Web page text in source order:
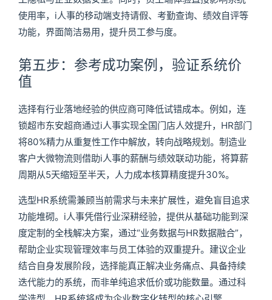
使用率，i人事的移动端支持请假、考勤查询、绩效自评等
功能，界面简洁易用，提升员工参与度。
第五步：参考成功案例，验证系统价
值
选择有行业落地经验的供应商可降低试错成本。例如，连
锁超市东安超商通过i人事实现全国门店人效提升，HR部门
将80%精力从重复性工作中解放，转向战略规划。制造业
客户大微物流则借助i人事的薪酬与绩效联动功能，将算薪
周期从5天缩短至半天，人力成本核算精度提升30%。
选型HR系统需兼顾当前需求与未来扩展性，避免盲目追求
功能堆砌。i人事凭借行业深耕经验，提供从基础功能到深
度定制的全栈解决方案，通过“业务数据与HR数据融合”，
帮助企业实现管理效率与员工体验的双重提升。建议企业
结合自身发展阶段，选择能真正解决业务痛点、具备持续
迭代能力的系统，而非单纯追求低价或功能数量。通过科